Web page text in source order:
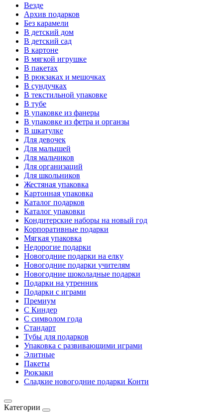
Везде
Архив подарков
Без карамели
В детский дом
В детский сад
В картоне
В мягкой игрушке
В пакетах
В рюкзаках и мешочках
В сундучках
В текстильной упаковке
В тубе
В упаковке из фанеры
В упаковке из фетра и органзы
В шкатулке
Для девочек
Для малышей
Для мальчиков
Для организаций
Для школьников
Жестяная упаковка
Картонная упаковка
Каталог подарков
Каталог упаковки
Кондитерские наборы на новый год
Корпоративные подарки
Мягкая упаковка
Недорогие подарки
Новогодние подарки на елку
Новогодние подарки учителям
Новогодние шоколадные подарки
Подарки на утренник
Подарки с играми
Премиум
С Киндер
С символом года
Стандарт
Тубы для подарков
Упаковка с развивающими играми
Элитные
Пакеты
Рюкзаки
Сладкие новогодние подарки Конти
Категории